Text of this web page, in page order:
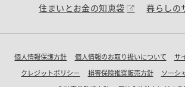
住まいとお金の知恵袋 暮らしの
個人情報保護方針 個人情報のお取り扱いについて
サ
クレジットポリシー
損害保険推奨販売方針
ソーシ